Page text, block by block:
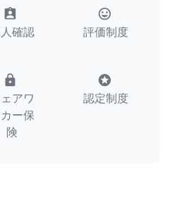
assignment_ind
確認
tag_faces
評価制度
lock
アワ
ー保
険
stars
認定制度